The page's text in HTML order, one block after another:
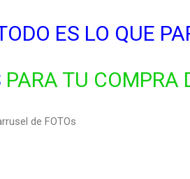
ES LO QUE
PARA TU
de FOTOs